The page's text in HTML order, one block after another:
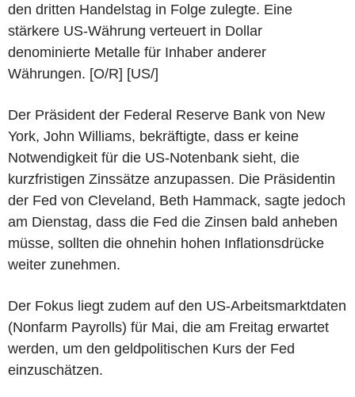
den dritten Handelstag in Folge zulegte. Eine
stärkere US-Währung verteuert in Dollar
denominierte Metalle für Inhaber anderer
Währungen. [O/R] [US/]
Der Präsident der Federal Reserve Bank von New
York, John Williams, bekräftigte, dass er keine
Notwendigkeit für die US-Notenbank sieht, die
kurzfristigen Zinssätze anzupassen. Die Präsidentin
der Fed von Cleveland, Beth Hammack, sagte jedoch
am Dienstag, dass die Fed die Zinsen bald anheben
müsse, sollten die ohnehin hohen Inflationsdrücke
weiter zunehmen.
Der Fokus liegt zudem auf den US-Arbeitsmarktdaten
(Nonfarm Payrolls) für Mai, die am Freitag erwartet
werden, um den geldpolitischen Kurs der Fed
einzuschätzen.